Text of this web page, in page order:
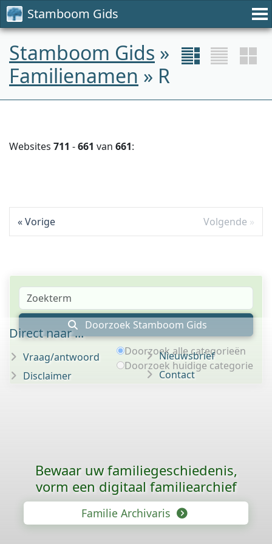
Stamboom Gids
Stamboom Gids »
Familienamen » R
Websites 711 -661 van 661:
Vorige Volgende
Doorzoek Stamboom Gids
Doorzoek alle categorieën
Doorzoek huidige categorie
Direct naar ...
Vraag/antwoord
Disclaimer
Nieuwsbrief
Contact
Bewaar uw familie­geschiedenis,
vorm een digitaal familiearchief
Familie Archivaris